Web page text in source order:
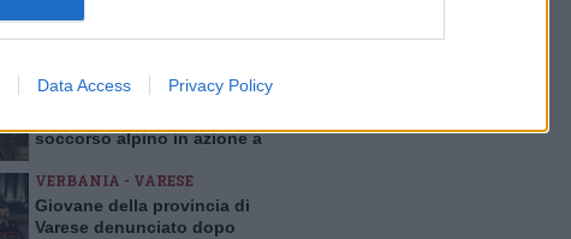
Data Access Privacy Policy
Cinque forristi francesi
soccorso alpino in azione a
VERBANIA - VARESE
Giovane della provincia di
Varese denunciato dopo